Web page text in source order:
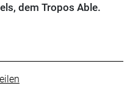
dem Tropos Able.